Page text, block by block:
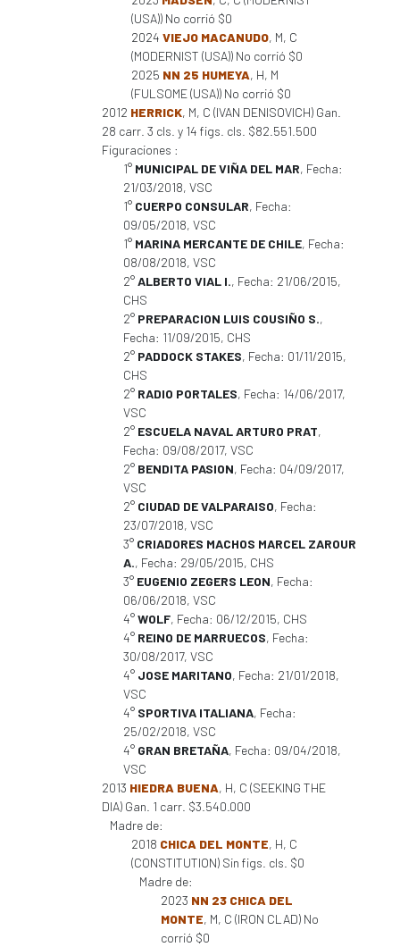
(USA)) No corrió $0
2024 VIEJO MACANUDO, M, C
(MODERNIST (USA)) No corrió $0
2025 NN 25 HUMEYA, H, M
(FULSOME (USA)) No corrió $0
2012 HERRICK, M, C (IVAN DENISOVICH) Gan.
28 carr. 3 cls. y 14 figs. cls. $82.551.500
Figuraciones :
1° MUNICIPAL DE VIÑA DEL MAR, Fecha:
21/03/2018, VSC
1° CUERPO CONSULAR, Fecha:
09/05/2018, VSC
1° MARINA MERCANTE DE CHILE, Fecha:
08/08/2018, VSC
2°ALBERTO VIAL I., Fecha: 21/06/2015,
CHS
2° PREPARACION LUIS COUSIÑO S.,
Fecha: 11/09/2015, CHS
2° PADDOCK STAKES, Fecha: 01/11/2015,
CHS
2° RADIO PORTALES, Fecha: 14/06/2017,
VSC
2° ESCUELA NAVAL ARTURO PRAT,
Fecha: 09/08/2017, VSC
2° BENDITA PASION, Fecha: 04/09/2017,
VSC
2° CIUDAD DE VALPARAISO, Fecha:
23/07/2018, VSC
3° CRIADORES MACHOS MARCEL ZAROUR
A., Fecha: 29/05/2015, CHS
3° EUGENIO ZEGERS LEON, Fecha:
06/06/2018, VSC
4°WOLF, Fecha: 06/12/2015, CHS
4° REINO DE MARRUECOS, Fecha:
30/08/2017, VSC
4° JOSE MARITANO, Fecha: 21/01/2018,
VSC
4° SPORTIVA ITALIANA, Fecha:
25/02/2018, VSC
4° GRAN BRETAÑA, Fecha: 09/04/2018,
VSC
2013 HIEDRA BUENA, H, C (SEEKING THE
DIA) Gan. 1 carr. $3.540.000
Madre de:
2018 CHICA DEL MONTE, H, C
(CONSTITUTION) Sin figs. cls. $0
Madre de:
2023 NN 23 CHICA DEL
MONTE, M, C (IRON CLAD) No
corrió $0